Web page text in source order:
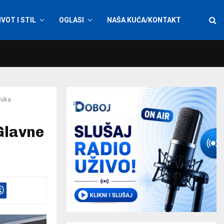
I STIL OGLASI NAŠA KUĆA/KONTAKT